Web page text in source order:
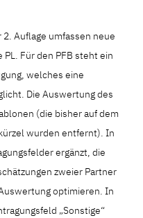
Auflage umfassen neue
Für den PFB steht ein
welches eine
Die Auswertung des
(die bisher auf dem
wurden entfernt). In
ergänzt, die
zweier Partner
optimieren. In
„Sonstige“